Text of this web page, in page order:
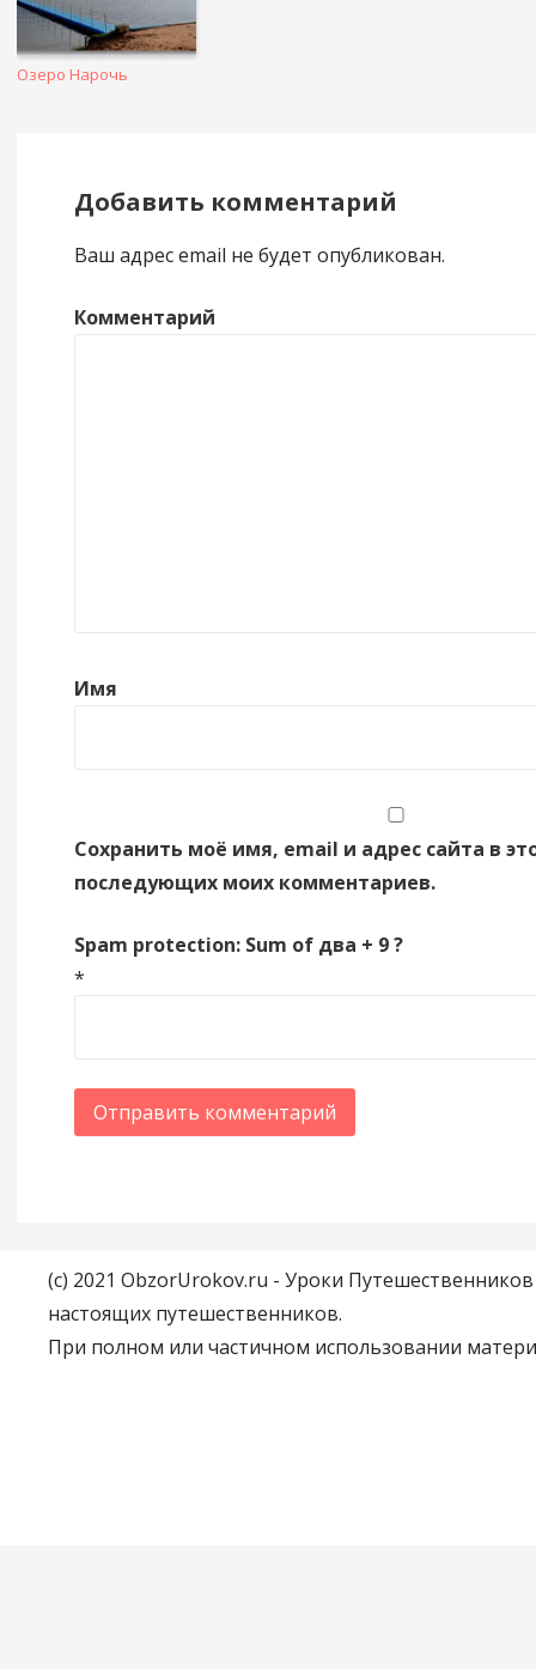
Озеро Нарочь
Добавить комментарий
Ваш адрес email не будет опубликован.
Комментарий
Имя
Сохранить моё имя, email и адрес сайта в
последующих моих комментариев.
Spam protection: Sum of два + 9 ?
*
(c) 2021 ObzorUrokov.ru - Уроки
настоящих путешественников.
При полном или частичном использовании